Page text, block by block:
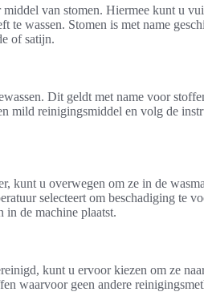
van stomen. Hiermee kunt u
te wassen. Stomen is met name
of satijn.
Dit geldt met name voor
mild reinigingsmiddel en volg de
kunt u overwegen om ze in de
selecteert om beschadiging te
in de machine plaatst.
kunt u ervoor kiezen om ze
waarvoor geen andere